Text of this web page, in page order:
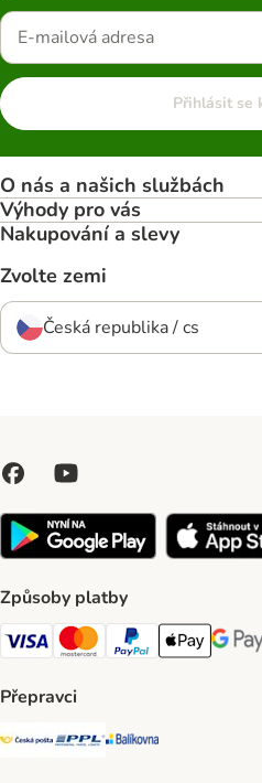
Přihlásit se
O nás a našich službách
Výhody pro vás
Nakupování a slevy
Zvolte zemi
Česká republika / cs
Způsoby platby
Visa Payment Method
Mastercard Payment Method
PayPal Payment
Apple pay
Přepravci
Česká pošta Shipping Method
PPL Shipping Method
Balíkovna